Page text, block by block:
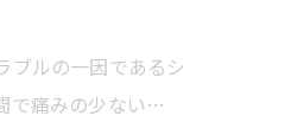
ブルの一因であるシ
で痛みの少ない…